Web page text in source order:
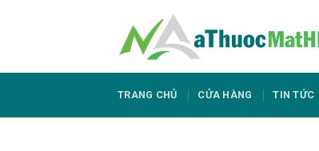
TRANG CHỦ CỬA HÀNG TIN TỨC